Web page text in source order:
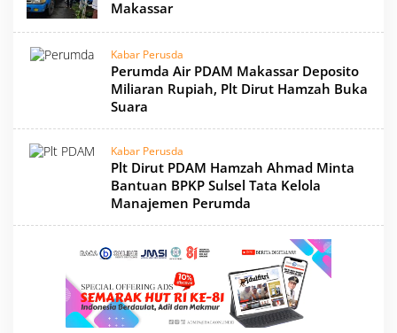
Makassar
Kabar Perusda
Perumda Air PDAM Makassar Deposito
Miliaran Rupiah, Plt Dirut Hamzah Buka
Suara
Kabar Perusda
Plt Dirut PDAM Hamzah Ahmad Minta
Bantuan BPKP Sulsel Tata Kelola
Manajemen Perumda